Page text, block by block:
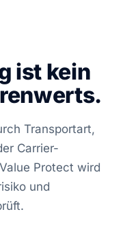
ist kein
Transportart,
Carrier-
Protect wird
und